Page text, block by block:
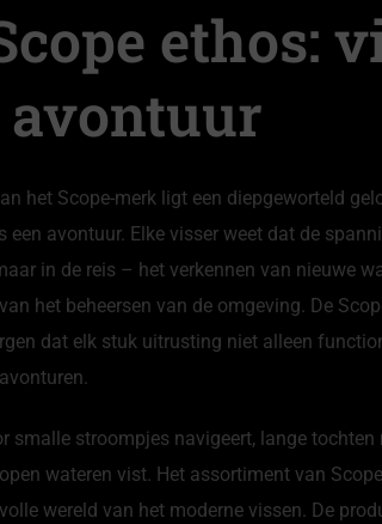
ethos:
avontuur
het Scope-merk ligt een diepgeworteld
een avontuur. Elke visser weet dat de
in de reis – het verkennen van nieuwe
het beheersen van de omgeving. De
dat elk stuk uitrusting niet alleen
smalle stroompjes navigeert, lange
wateren vist. Het assortiment van
wereld van het moderne vissen. De